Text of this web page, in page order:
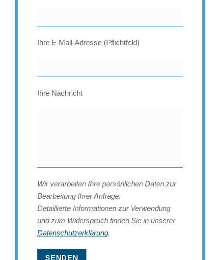
Ihre E-Mail-Adresse (Pflichtfeld)
Ihre Nachricht
Wir verarbeiten Ihre persönlichen Daten zur
Bearbeitung Ihrer Anfrage.
Detaillierte Informationen zur Verwendung
und zum Widerspruch finden Sie in unserer
Datenschutzerklärung.